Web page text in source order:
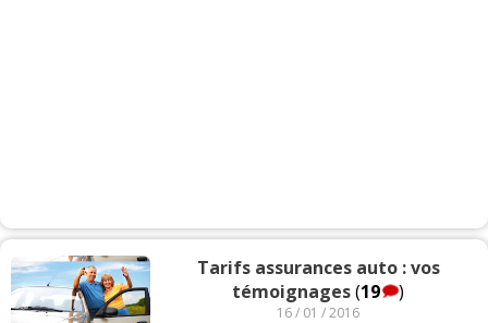
Tarifs assurances auto : vos
témoignages(19 )
16 / 01 / 2016